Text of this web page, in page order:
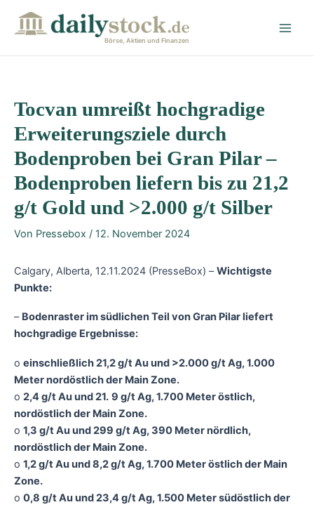
Börse, Aktien und Finanzen
Tocvan umreißt hochgradige
Erweiterungsziele durch
Bodenproben bei Gran Pilar –
Bodenproben liefern bis zu 21,2
g/t Gold und >2.000 g/t Silber
Von Pressebox / 12. November 2024
Calgary, Alberta, 12.11.2024 (PresseBox) –Wichtigste
Punkte:
– Bodenraster im südlichen Teil von Gran Pilar liefert
hochgradige Ergebnisse:
o einschließlich 21,2 g/t Au und >2.000 g/t Ag, 1.000
Meter nordöstlich der Main Zone.
o 2,4 g/t Au und 21. 9 g/t Ag, 1.700 Meter östlich,
nordöstlich der Main Zone.
o 1,3 g/t Au und 299 g/t Ag, 390 Meter nördlich,
nordöstlich der Main Zone.
o 1,2 g/t Au und 8,2 g/t Ag, 1.700 Meter östlich der Main
Zone.
o 0,8 g/t Au und 23,4 g/t Ag, 1.500 Meter südöstlich der